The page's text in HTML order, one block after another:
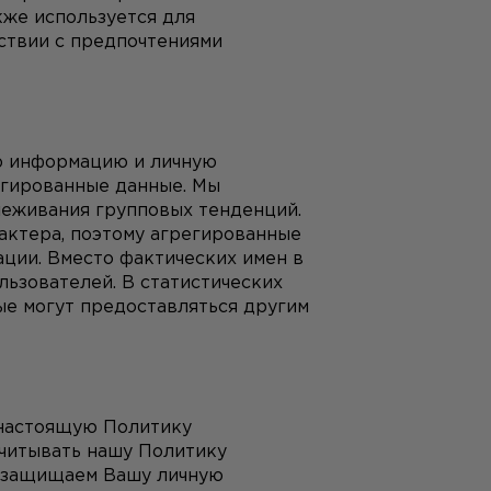
используется для
с предпочтениями
информацию и личную
данные. Мы
групповых тенденций.
поэтому агрегированные
Вместо фактических имен в
В статистических
могут предоставляться другим
Политику
нашу Политику
защищаем Вашу личную